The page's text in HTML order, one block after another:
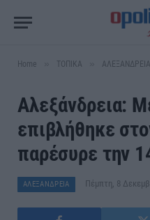
Home ΤΟΠΙΚΑ ΑΛΕΞΑΝΔΡΕΙΑ
Αλεξάνδρεια:
επιβλήθηκε
παρέσυρε την
ΑΛΕΞΑΝΔΡΕΙΑ Πέμπτη, 8